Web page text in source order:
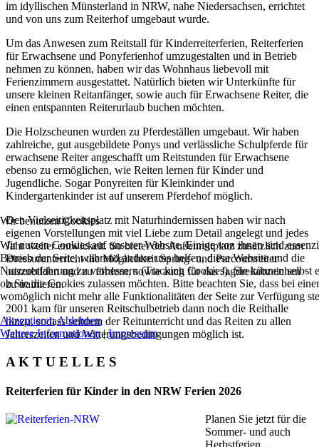
im idyllischen Münsterland in NRW, nahe Niedersachsen, errichtet
und von uns zum Reiterhof umgebaut wurde.
Um das Anwesen zum Reitstall für Kinderreiterferien, Reiterferien
für Erwachsene und Ponyferienhof umzugestalten und in Betrieb
nehmen zu können, haben wir das Wohnhaus liebevoll mit
Ferienzimmern ausgestattet. Natürlich bieten wir Unterkünfte für
unsere kleinen Reitanfänger, sowie auch für Erwachsene Reiter, die
einen entspannten Reiterurlaub buchen möchten.
Die Holzscheunen wurden zu Pferdeställen umgebaut. Wir haben
zahlreiche, gut ausgebildete Ponys und verlässliche Schulpferde für
erwachsene Reiter angeschafft um Reitstunden für Erwachsene
ebenso zu ermöglichen, wie Reiten lernen für Kinder und
Jugendliche. Sogar Ponyreiten für Kleinkinder und
Kindergartenkinder ist auf unserem Pferdehof möglich.
Den Vielseitigkeitsplatz mit Naturhindernissen haben wir nach
eigenen Vorstellungen mit viel Liebe zum Detail angelegt und jedes
Jahr weiter entwickelt. So bietet der Außenreitplatz zusätzlich zum
Dressurunterricht die Möglichkeit Spring- und Parcoursreiter
auszubilden und zu fördern, sowie auch für das Jagdreitabzeichen
zu trainieren.
2001 kam für unseren Reitschulbetrieb dann noch die Reithalle
hinzu, sodass seitdem der Reitunterricht und das Reiten zu allen
Jahreszeiten und Witterungsbedingungen möglich ist.
A K T U E L L E S
Reiterferien für Kinder in den NRW Ferien 2026
Planen Sie jetzt für die
Sommer- und auch
Wir benutzen Cookies
Wir nutzen Cookies auf unserer Website. Einige von ihnen sind
Betrieb der Seite, während andere uns helfen, diese Website und die
Nutzererfahrung zu verbessern (Tracking Cookies). Sie können selbst
ob Sie die Cookies zulassen möchten. Bitte beachten Sie, dass bei
womöglich nicht mehr alle Funktionalitäten der Seite zur Verfügung
AkzeptierenAblehnen
Weitere Informationen|Impressum